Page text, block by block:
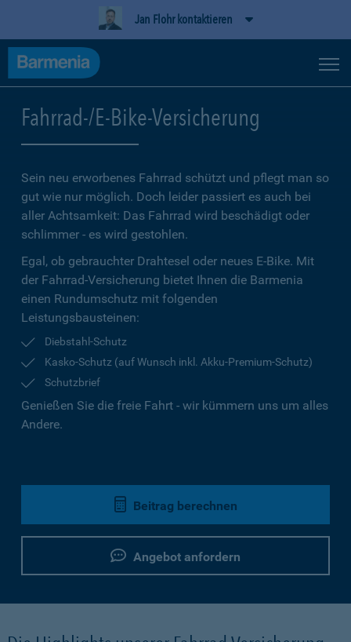
Jan Flohr kontaktieren
Fahrrad-/E-Bike-Versicherung
Sein neu erworbenes Fahrrad schützt und pflegt man so
gut wie nur möglich. Doch leider passiert es auch bei
aller Achtsamkeit: Das Fahrrad wird beschädigt oder
schlimmer - es wird gestohlen.
Egal, ob gebrauchter Drahtesel oder neues E-Bike. Mit
der Fahrrad-Versicherung bietet Ihnen die Barmenia
einen Rundumschutz mit folgenden
Leistungsbausteinen:
Diebstahl-Schutz
Kasko-Schutz (auf Wunsch inkl. Akku-Premium-Schutz)
Schutzbrief
Genießen Sie die freie Fahrt - wir kümmern uns um alles
Andere.
Beitrag berechnen
Angebot anfordern